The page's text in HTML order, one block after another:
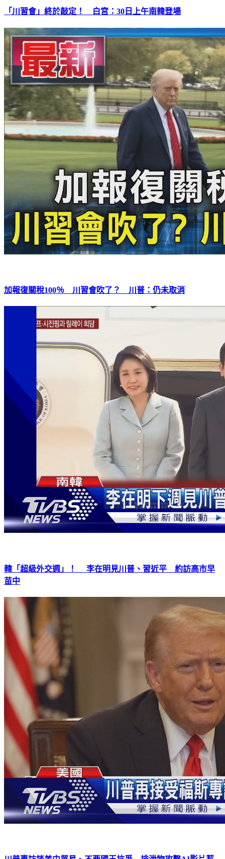
「川習會」終於敲定！ 白宮：30日上午南韓登場
加報復關稅100％ 川習會吹了？ 川普：仍未取消
韓「超級外交週」！ 李在明見川普、習近平 約訪高市早
苗中
川普專訪談美中貿易、不要國王抗爭 排泄物攻擊AI影片惹